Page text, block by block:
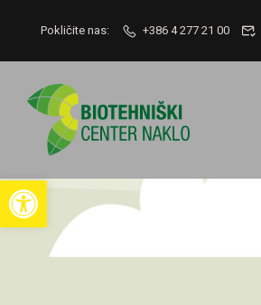
Open toolbar
Pokličite nas: +386 4 277 21 00